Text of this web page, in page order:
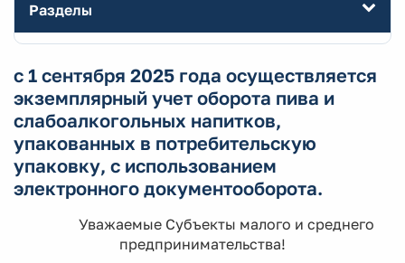
Разделы
с 1 сентября 2025 года осуществляется
экземплярный учет оборота пива и
слабоалкогольных напитков,
упакованных в потребительскую
упаковку, с использованием
электронного документооборота.
Уважаемые Субъекты малого и среднего
предпринимательства!